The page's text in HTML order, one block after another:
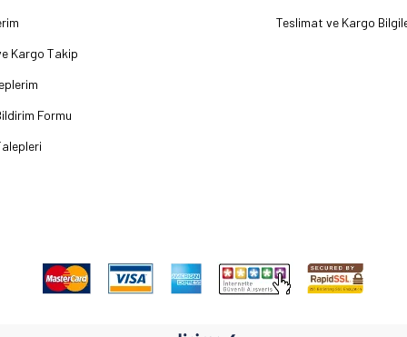
Kargo Takip
Formu
Teslimat ve Kargo